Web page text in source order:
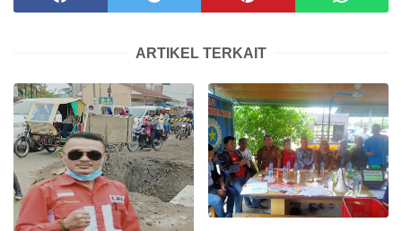
ARTIKEL TERKAIT